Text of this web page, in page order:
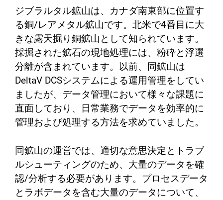
ジブラルタル鉱山は、カナダ南東部に位置す
る銅/レアメタル鉱山です。北米で4番目に大
きな露天掘り銅鉱山として知られています。
採掘された鉱石の現地処理には、粉砕と浮選
分離が含まれています。以前、同鉱山は
DeltaV DCSシステムによる運用管理をしてい
ましたが、データ管理において様々な課題に
直面しており、日常業務でデータを効率的に
管理および処理する方法を求めていました。
同鉱山の運営では、適切な意思決定とトラブ
ルシューティングのため、大量のデータを確
認/分析する必要があります。プロセスデータ
とラボデータを含む大量のデータについて、